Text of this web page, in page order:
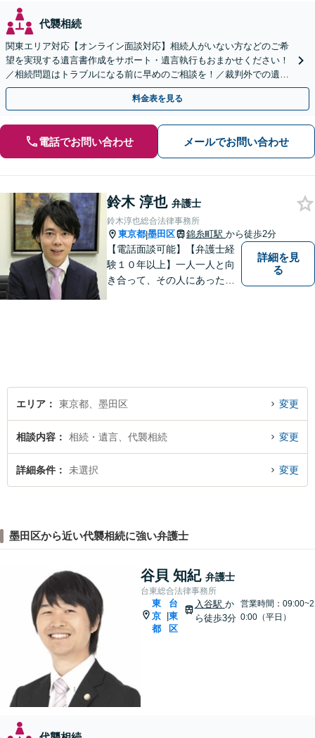
代襲相続
関東エリア対応【オンライン面談対応】相続人がいない方などのご希
望を実現する遺言書作成をサポート・遺言執行もおまかせください！
／相続問題はトラブルになる前に早めのご相談を！／裁判外での遺産
分割協議の経験多数【完全個室】
料金表を見る
電話でお問い合わせ メールでお問い合わせ
鈴木 淳也 弁護士
鈴木淳也総合法律事務所
東京都|墨田区 錦糸町駅 から徒歩2分
【電話面談可能】【弁護士経
験１０年以上】一人一人と向
き合って、その人にあった解
詳細を見
る
エリア 東京都、墨田区 変更
相談内容 相続・遺言、代襲相続 変更
詳細条件 未選択 変更
墨田区から近い代襲相続に強い弁護士
谷貝 知紀 弁護士
台東総合法律事務所
東
京
都
台
東
区
入谷駅 か
ら徒歩3分
営業時間：09:00~2
0:00（平日）